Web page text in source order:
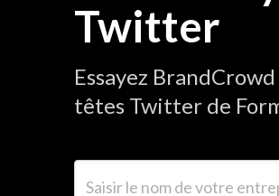
Twitter
Essayez
têtes Twitter de